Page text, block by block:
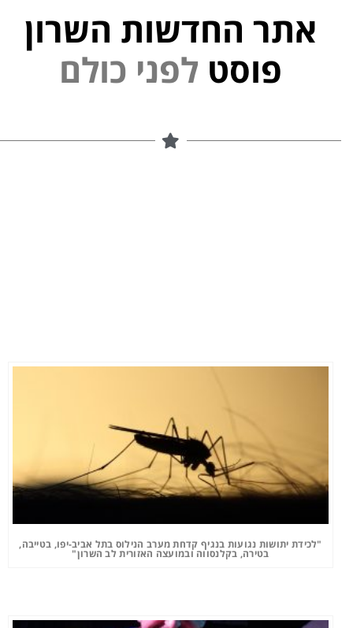
אתר החדשות השרון
פוסט
"לכידת יתושות נגועות בנגיף קדחת מערב הנילוס בתל אביב-יפו, בטייבה,
בטירה, בקלנסווה ובמועצה האזורית לב השרון"